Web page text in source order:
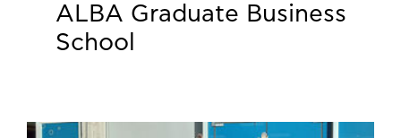
ALBA Graduate Business
School